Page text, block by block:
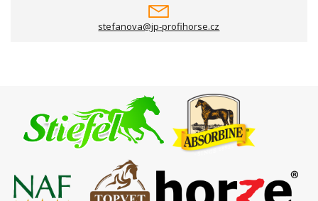
stefanova@jp-profihorse.cz